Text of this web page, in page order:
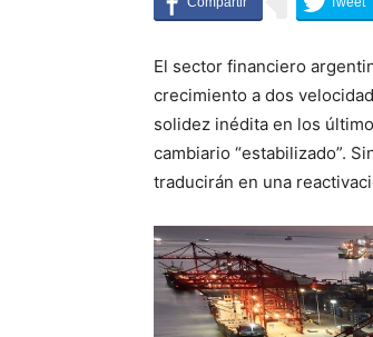
El sector financiero
crecimiento a dos
solidez inédita en los
cambiario “estabilizado”.
traducirán en una